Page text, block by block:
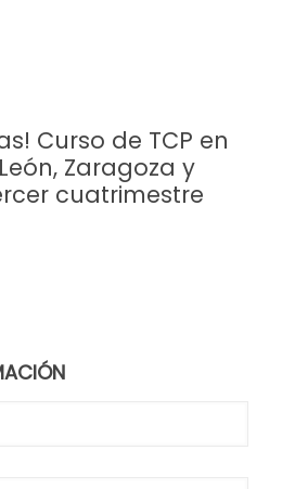
Curso de TCP en
Zaragoza y
cuatrimestre